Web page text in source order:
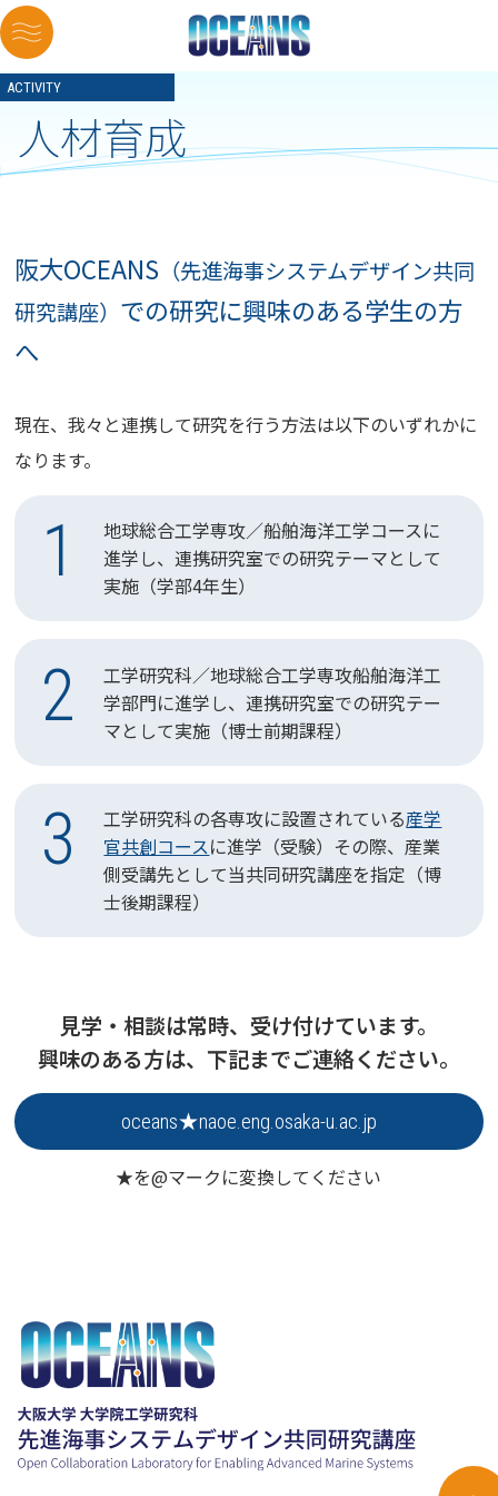
ACTIVITY
人材育成
阪大OCEANS （先進海事システムデザイン共同
研究講座） での研究に興味のある学生の方
へ
現在、我々と連携して研究を行う方法は以下のいずれかに
なります。
1
地球総合工学専攻／船舶海洋工学コースに
進学し、連携研究室での研究テーマとして
実施（学部4年生）
2
工学研究科／地球総合工学専攻船舶海洋工
学部門に進学し、連携研究室での研究テー
マとして実施（博士前期課程）
3 工学研究科の各専攻に設置されている産学
官共創コースに進学（受験） その際、産業
側受講先として当共同研究講座を指定（博
士後期課程）
見学・相談は常時、受け付けています。
興味のある方は、下記までご連絡ください。
oceans★naoe.eng.osaka-u.ac.jp
★を@マークに変換してください